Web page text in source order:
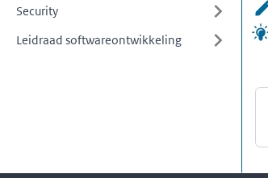
Security
Leidraad softwareontwikkeling